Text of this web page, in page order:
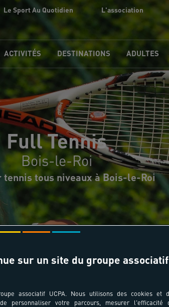
Le Sport Au Quotidien L'association
ACTIVITÉS DESTINATIONS ADULTES
Full Tennis
Bois-le-Roi
tennis tous niveaux à Bois-le-Roi
TRANSPORT
sur un site du groupe associatif
associatif UCPA. Nous utilisons des cookies et
personnaliser votre parcours, mesurer l'efficacité